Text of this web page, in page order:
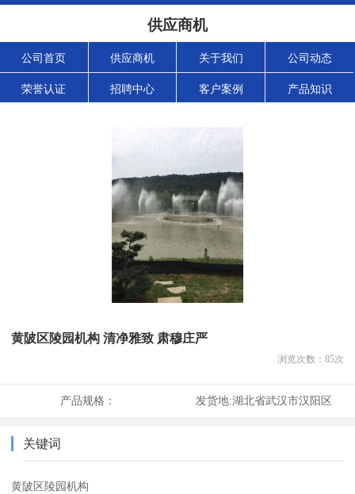
供应商机
公司首页 供应商机 关于我们 公司动态
荣誉认证 招聘中心 客户案例 产品知识
黄陂区陵园机构 清净雅致 肃穆庄严
浏览次数： 85次
产品规格： 发货地:湖北省武汉市汉阳区
关键词
黄陂区陵园机构